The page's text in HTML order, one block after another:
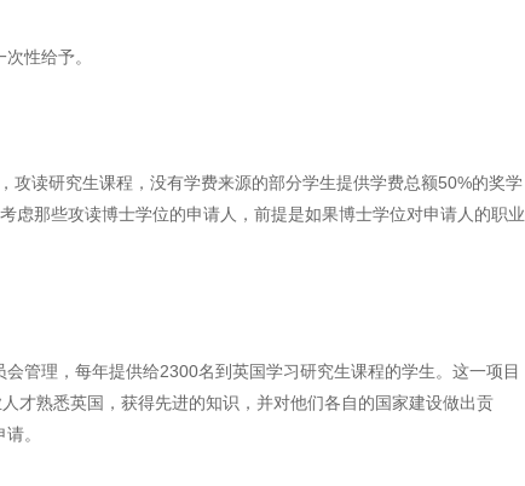
性给予。
读研究生课程，没有学费来源的部分学生提供学费总额50%的奖学
虑那些攻读博士学位的申请人，前提是如果博士学位对申请人的职业
理，每年提供给2300名到英国学习研究生课程的学生。这一项目
才熟悉英国，获得先进的知识，并对他们各自的国家建设做出贡
。